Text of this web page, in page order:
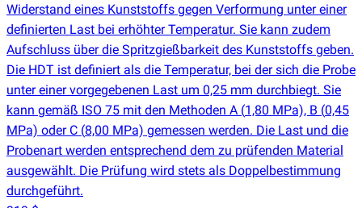
Widerstand eines Kunststoffs gegen Verformung unter einer
definierten Last bei erhöhter Temperatur. Sie kann zudem
Aufschluss über die Spritzgießbarkeit des Kunststoffs geben.
Die HDT ist definiert als die Temperatur, bei der sich die Probe
unter einer vorgegebenen Last um 0,25 mm durchbiegt. Sie
kann gemäß ISO 75 mit den Methoden A (1,80 MPa), B (0,45
MPa) oder C (8,00 MPa) gemessen werden. Die Last und die
Probenart werden entsprechend dem zu prüfenden Material
ausgewählt. Die Prüfung wird stets als Doppelbestimmung
durchgeführt.